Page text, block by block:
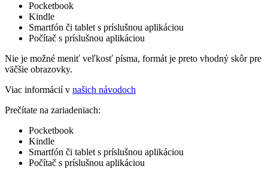
Pocketbook
Kindle
Smartfón či tablet s príslušnou aplikáciou
Počítač s príslušnou aplikáciou
Nie je možné meniť veľkosť písma, formát je preto vhodný skôr pre
väčšie obrazovky.
Viac informácií v našich návodoch
Prečítate na zariadeniach:
Pocketbook
Kindle
Smartfón či tablet s príslušnou aplikáciou
Počítač s príslušnou aplikáciou